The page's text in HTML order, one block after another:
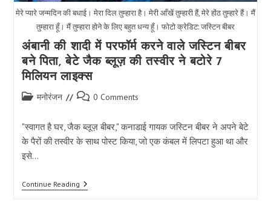
मेरे प्यारे जन्मदिन की बधाई। मेरा दिल तुम्हारा है। मेरी आँखें तुम्हारी हैं, मेरे होंठ तुम्हारे हैं। मैं
तुम्हारा हूँ। मैं तुम्हारा होने के लिए बहुत धन्य हूँ। फोटो क्रेडिट: जस्टिन बीबर
अंबानी की शादी में परफॉर्म करने वाले जस्टिन बीबर
बने पिता, बेटे जैक ब्लूज़ की तस्वीर ने बटोरे 7
मिलियन लाइक्स
Post मनोरंजन
Post 0 Comments
"स्वागत है घर, जैक ब्लूज़ बीबर," कनाडाई गायक जस्टिन बीबर ने अपने बेटे
के पैरों की तस्वीर के साथ पोस्ट किया, जो एक कंबल में लिपटा हुआ था और
इसे…
Continue Readingअंबानी
की